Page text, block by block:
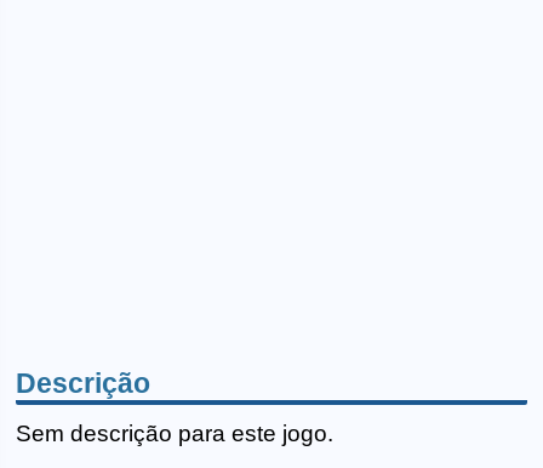
Descrição
Sem descrição para este jogo.